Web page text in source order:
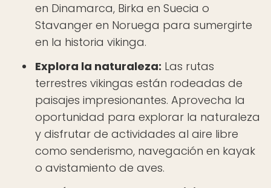
en Dinamarca, Birka en Suecia o
Stavanger en Noruega para sumergirte
en la historia vikinga.
Explora la naturaleza: Las rutas
terrestres vikingas están rodeadas de
paisajes impresionantes. Aprovecha la
oportunidad para explorar la naturaleza
y disfrutar de actividades al aire libre
como senderismo, navegación en kayak
o avistamiento de aves.